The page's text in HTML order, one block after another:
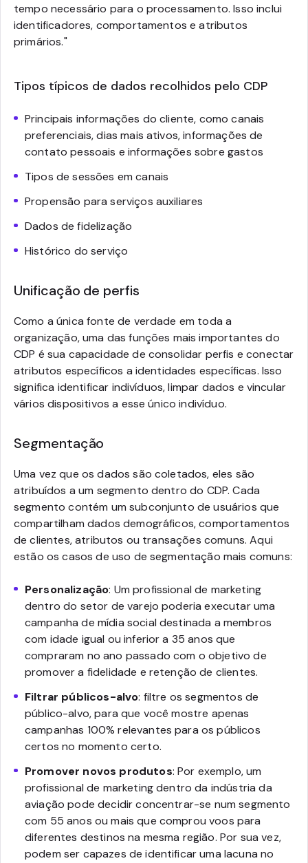
tempo necessário para o processamento. Isso inclui
identificadores, comportamentos e atributos
primários."
Tipos típicos de dados recolhidos pelo CDP
Principais informações do cliente, como canais
preferenciais, dias mais ativos, informações de
contato pessoais e informações sobre gastos
Tipos de sessões em canais
Propensão para serviços auxiliares
Dados de fidelização
Histórico do serviço
Unificação de perfis
Como a única fonte de verdade em toda a
organização, uma das funções mais importantes do
CDP é sua capacidade de consolidar perfis e conectar
atributos específicos a identidades específicas. Isso
significa identificar indivíduos, limpar dados e vincular
vários dispositivos a esse único indivíduo.
Segmentação
Uma vez que os dados são coletados, eles são
atribuídos a um segmento dentro do CDP. Cada
segmento contém um subconjunto de usuários que
compartilham dados demográficos, comportamentos
de clientes, atributos ou transações comuns. Aqui
estão os casos de uso de segmentação mais comuns:
Personalização: Um profissional de marketing
dentro do setor de varejo poderia executar uma
campanha de mídia social destinada a membros
com idade igual ou inferior a 35 anos que
compraram no ano passado com o objetivo de
promover a fidelidade e retenção de clientes.
Filtrar públicos-alvo: filtre os segmentos de
público-alvo, para que você mostre apenas
campanhas 100% relevantes para os públicos
certos no momento certo.
Promover novos produtos: Por exemplo, um
profissional de marketing dentro da indústria da
aviação pode decidir concentrar-se num segmento
com 55 anos ou mais que comprou voos para
diferentes destinos na mesma região. Por sua vez,
podem ser capazes de identificar uma lacuna no